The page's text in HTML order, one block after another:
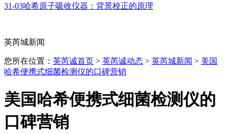
31-03哈希原子吸收仪器：背景校正的原理
英芮城新闻
您所在位置： 英芮诚首页 > 英芮诚动态 > 英芮城新闻 > 美国
哈希便携式细菌检测仪的口碑营销
美国哈希便携式细菌检测仪的
口碑营销